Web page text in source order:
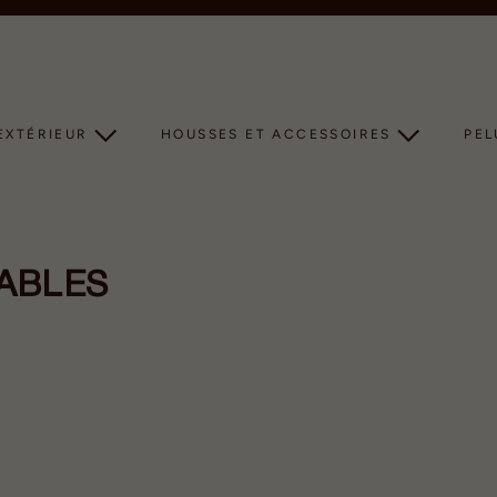
HOUSSES ET ACCESSOIRES